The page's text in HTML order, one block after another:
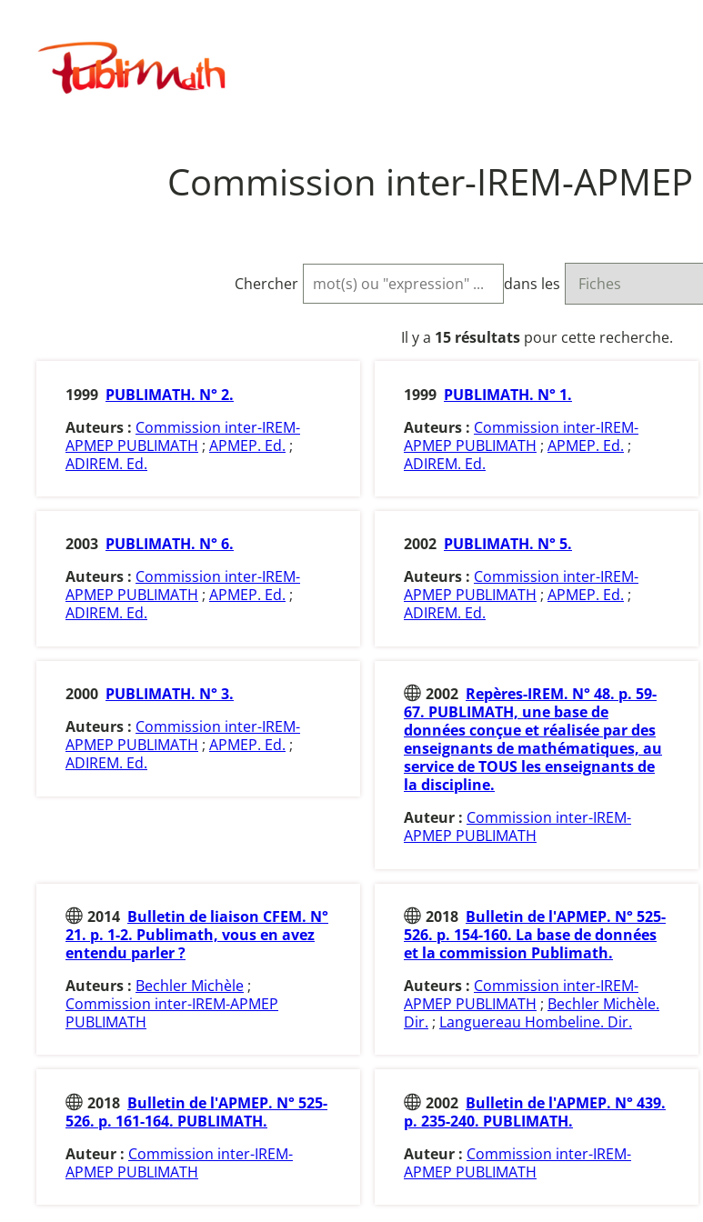
contenuPublimath
Commission inter-IREM-APMEP
Chercher dans les
Il y a 15 résultatspour cette recherche.
1999 PUBLIMATH. N° 2.
Auteurs : Commission inter-IREM-
APMEP PUBLIMATH ; APMEP. Ed. ;
ADIREM. Ed.
1999 PUBLIMATH. N° 1.
Auteurs : Commission inter-IREM-
APMEP PUBLIMATH ; APMEP. Ed. ;
ADIREM. Ed.
2003 PUBLIMATH. N° 6.
Auteurs : Commission inter-IREM-
APMEP PUBLIMATH ; APMEP. Ed. ;
ADIREM. Ed.
2002 PUBLIMATH. N° 5.
Auteurs : Commission inter-IREM-
APMEP PUBLIMATH ; APMEP. Ed. ;
ADIREM. Ed.
2000 PUBLIMATH. N° 3.
Auteurs : Commission inter-IREM-
APMEP PUBLIMATH ; APMEP. Ed. ;
ADIREM. Ed.
2002 Repères-IREM. N° 48. p. 59-
67. PUBLIMATH, une base de
données conçue et réalisée par des
enseignants de mathématiques, au
service de TOUS les enseignants de
la discipline.
Auteur : Commission inter-IREM-
APMEP PUBLIMATH
2014 Bulletin de liaison CFEM. N°
21. p. 1-2. Publimath, vous en avez
entendu parler ?
Auteurs : Bechler Michèle ;
Commission inter-IREM-APMEP
PUBLIMATH
2018 Bulletin de l'APMEP. N° 525-
526. p. 154-160. La base de données
et la commission Publimath.
Auteurs : Commission inter-IREM-
APMEP PUBLIMATH ; Bechler Michèle.
Dir. ; Languereau Hombeline. Dir.
2018 Bulletin de l'APMEP. N° 525-
526. p. 161-164. PUBLIMATH.
Auteur : Commission inter-IREM-
APMEP PUBLIMATH
2002 Bulletin de l'APMEP. N° 439.
p. 235-240. PUBLIMATH.
Auteur : Commission inter-IREM-
APMEP PUBLIMATH